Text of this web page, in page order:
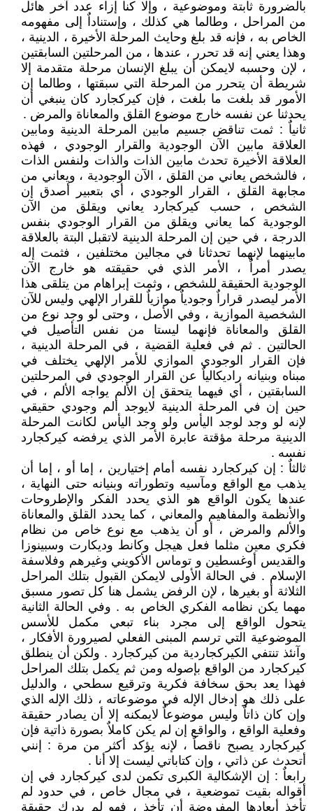
بالضرورة ثابتة وموضوعية ، وإلا كنا إزاء عدد آخر هائل
من المراحل ، وطالما هي كذلك ، وإستناداٌ إلى مفهومه
الخاص به ، فإنه قد بلغ وحايث المرحلة الأخيرة ، الدينية ،
وهذا يعني إنه قد تحرر ، عندها ، من المرحلتين السابقتين
، لإن وحسبه لايمكن أن يبلغ الإنسان مرحلة متقدمة إلا
شريطة أن يتحرر من المرحلة التي سبقتها ، وطالما إن
الأمور قد بلغت ما بلغت ، فإن كيركجارد كان ينبغي أن
يحدثنا عن نفسه خارج موضوع القلق والمعاناة والمرض .
ثانياٌ : ثمت تناقض جسيم مابين المرحلة الدينية ومابين
العلاقة مابين الآن الوجودية والقرار الوجودي ، فهذه
العلاقة الأخيرة تحدث مابين الذات والذات ولنفس الذات
، فالشخص يعاني من القلق ، الآن الوجودية ، ويعاني من
مجابهة القلق ، القرار الوجودي ، أي بتعبير أصدق إن
الشخص ، حسب كيركجارد يعاني ويقلق من الآن
الوجودية كما يعاني ويقلق من القرار الوجودي بنفس
الدرجة ، في حين إن المرحلة الدينية لاتقبل البتة بالعلاقة
مابينهما لإنهما تحدثانا في مجالين مختلفين ، فثمت إله
يصدر أمراٌ ، الأمر الذي في حقيقته هو خارج الآن
الوجودية الحقيقة للشخص ، وثمت إبراهام من يتلقى هذا
الأمر ليصدر قراراٌ وجودياٌ موازياٌ للقرار الإلهي وليس للآن
الشخصية الموازية ، وفي الأصل ، وحتى لو وجد نوع من
القلق والمعاناة فإنهما ليستا من نفس التأصيل في
الحالتين . ثم في فعلية القضية ، في المرحلة الدينية ،
فإن القرار الوجودي الموازي للأمر الإلهي يختلف في
مبناه وبنيانه راديكالياٌ عن القرار الوجودي في المرحلتين
السابقتين ، أي فيهما يتحقق إن الألم يواجه الألم ، في
حين إن في المرحلة الدينية لايوجد ألم وجودي حقيقي
لإنه لو وجد لوجد اليأس ولو وجد اليأس لكانت المرحلة
الدينية مرحلة مؤقتة عابرة الأمر الذي يرفضه كيركجارد
نفسه .
ثالثاٌ : إن كيركجارد نفسه أمام إختيارين ، إما أو ، إما أن
يذهب مع الواقع ومآسيه وتطوراته وبنيانه حتى النهاية ،
عندها يكون الواقع هو الذي يحدد الفكر والإطروحات
والأنظمة والمفاهيم والمعاني ، كما يحدد القلق والمعاناة
والألم والمرض ، أو أن يذهب مع نوع خاص من نظام
فكري معين مثلما فعل هيجل وكانط وديكارت وسبينوزا
والقديس أوغسطين و توماس الأكويني وغيرهم وفلاسفة
الإسلام . في الحالة الأولى لايمكن القبول بتلك المراحل
الثلاثة أو بغيرها ، لإن الرفض يشمل هنا كل تصور مسبق
مهما يكن نظامه الفكري الخاص به . وفي الحالة الثانية
يتحول الواقع إلى مجرد بناء تبعي مكمل للأسس
الموضوعية التي ترسم المبنى الفعلي لصيرورة الأفكار ،
وآنئذ تنتفي الكيركجاردية من كيركجارد . ولكن أن ينطلق
كيركجارد من الواقع بإصوله ومن ثم يكمل بتلك المراحل
فهذا يعد بحق سخافة فكرية وترقيع سطحي ، والدليل
على ذلك هو إدخال الإله في موضوعاته ، ذلك الإله الذي
وإن كان ذاتاٌ وليس موضوعاٌ لايمكنه إلا أن يصادر حقيقة
وفعلية الواقع ، والواقع إن لم يكن كاملاٌ بصورة ذاتية فإن
كيركجارد يصبح ناقصاٌ ، لإنه يؤكد أكثر من مرة : إنني
أتحدث عن ذاتي ، وإن كتاباتي ليست إلا أنا .
رابعاٌ : إن الإشكالية الكبرى تكمن لدى كيركجارد في إن
أقواله بقيت تموضعية ، في مجال خاص ، في حدود لم
تأخذ أبعادها المفروضة أن تأخذ ، فهو لم يدرك حقيقة